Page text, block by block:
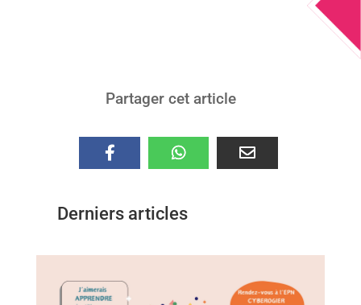
Partager cet article
Derniers articles